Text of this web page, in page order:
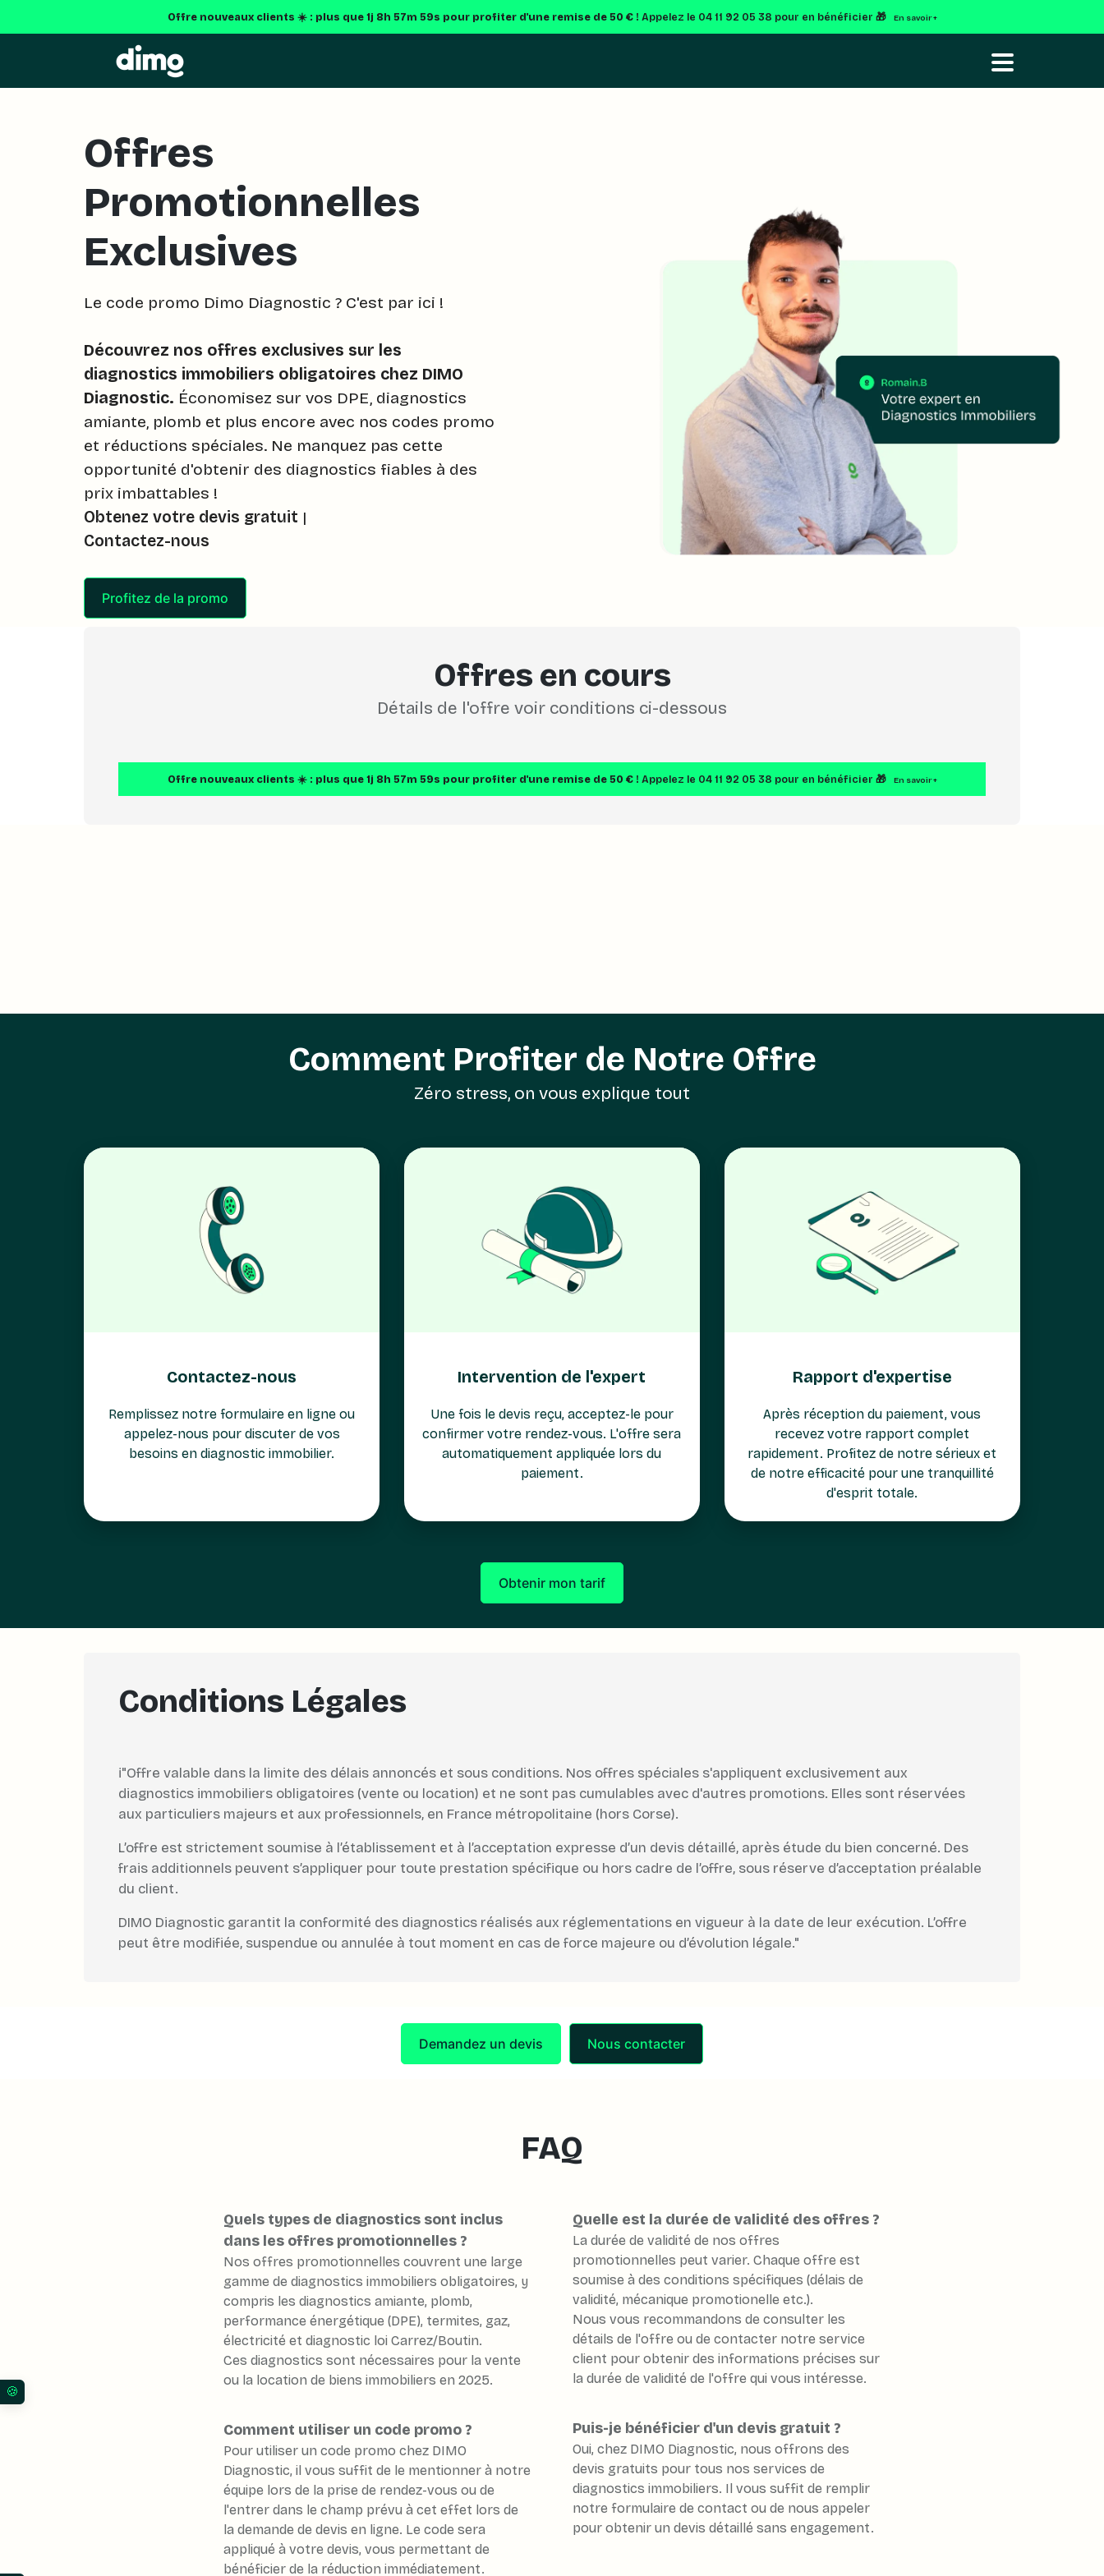
Offre nouveaux clients ☀️ : plus que 1j 8h 57m 58s pour profiter d'une remise de 50 € ! Appelez le 04 11 92 05 38 pour en bénéficier 🎁 En savoir +
Offres
Promotionnelles
Exclusives
Le code promo Dimo Diagnostic ? C'est par ici !
Découvrez nos offres exclusives sur les
diagnostics immobiliers obligatoires chez DIMO
Diagnostic. Économisez sur vos DPE, diagnostics
amiante, plomb et plus encore avec nos codes promo
et réductions spéciales. Ne manquez pas cette
opportunité d'obtenir des diagnostics fiables à des
prix imbattables !
Obtenez votre devis gratuit |
Contactez-nous
Profitez de la promo
Offres en cours
Détails de l'offre voir conditions ci-dessous
Offre nouveaux clients ☀️ : plus que 1j 8h 57m 58s pour profiter d'une remise de 50 € ! Appelez le 04 11 92 05 38 pour en bénéficier 🎁 En savoir +
Comment Profiter de Notre Offre
Zéro stress, on vous explique tout
Contactez-nous
Remplissez notre formulaire en ligne ou
appelez-nous pour discuter de vos
besoins en diagnostic immobilier.
Intervention de l'expert
Une fois le devis reçu, acceptez-le pour
confirmer votre rendez-vous. L'offre sera
automatiquement appliquée lors du
paiement.
Rapport d'expertise
Après réception du paiement, vous
recevez votre rapport complet
rapidement. Profitez de notre sérieux et
de notre efficacité pour une tranquillité
d'esprit totale.
Obtenir mon tarif
Conditions Légales
ℹ️"Offre valable dans la limite des délais annoncés et sous conditions. Nos offres spéciales s'appliquent exclusivement aux
diagnostics immobiliers obligatoires (vente ou location) et ne sont pas cumulables avec d'autres promotions. Elles sont réservées
aux particuliers majeurs et aux professionnels, en France métropolitaine (hors Corse).
L’offre est strictement soumise à l’établissement et à l’acceptation expresse d’un devis détaillé, après étude du bien concerné. Des
frais additionnels peuvent s’appliquer pour toute prestation spécifique ou hors cadre de l’offre, sous réserve d’acceptation préalable
du client.
DIMO Diagnostic garantit la conformité des diagnostics réalisés aux réglementations en vigueur à la date de leur exécution. L’offre
peut être modifiée, suspendue ou annulée à tout moment en cas de force majeure ou d’évolution légale."
Demandez un devis Nous contacter
FAQ
Quels types de diagnostics sont inclus
dans les offres promotionnelles ?
Nos offres promotionnelles couvrent une large
gamme de diagnostics immobiliers obligatoires, y
compris les diagnostics amiante, plomb,
performance énergétique (DPE), termites, gaz,
électricité et diagnostic loi Carrez/Boutin.
Ces diagnostics sont nécessaires pour la vente
ou la location de biens immobiliers en 2025.
Comment utiliser un code promo ?
Pour utiliser un code promo chez DIMO
Diagnostic, il vous suffit de le mentionner à notre
équipe lors de la prise de rendez-vous ou de
l'entrer dans le champ prévu à cet effet lors de
la demande de devis en ligne. Le code sera
appliqué à votre devis, vous permettant de
bénéficier de la réduction immédiatement.
Quelle est la durée de validité des offres ?
La durée de validité de nos offres
promotionnelles peut varier. Chaque offre est
soumise à des conditions spécifiques (délais de
validité, mécanique promotionelle etc.).
Nous vous recommandons de consulter les
détails de l'offre ou de contacter notre service
client pour obtenir des informations précises sur
la durée de validité de l'offre qui vous intéresse.
Puis-je bénéficier d'un devis gratuit ?
Oui, chez DIMO Diagnostic, nous offrons des
devis gratuits pour tous nos services de
diagnostics immobiliers. Il vous suffit de remplir
notre formulaire de contact ou de nous appeler
pour obtenir un devis détaillé sans engagement.